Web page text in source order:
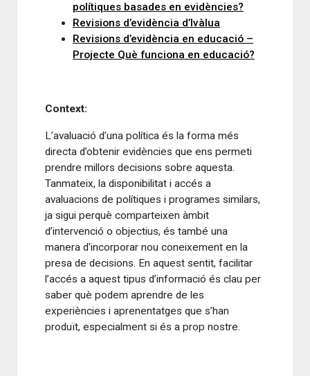
polítiques basades en evidències?
Revisions d’evidència d’Ivàlua
Revisions d’evidència en educació –
Projecte Què funciona en educació?
Context:
L’avaluació d’una política és la forma més
directa d’obtenir evidències que ens permeti
prendre millors decisions sobre aquesta.
Tanmateix, la disponibilitat i accés a
avaluacions de polítiques i programes similars,
ja sigui perquè comparteixen àmbit
d’intervenció o objectius, és també una
manera d'incorporar nou coneixement en la
presa de decisions. En aquest sentit, facilitar
l’accés a aquest tipus d’informació és clau per
saber què podem aprendre de les
experiències i aprenentatges que s’han
produït, especialment si és a prop nostre.